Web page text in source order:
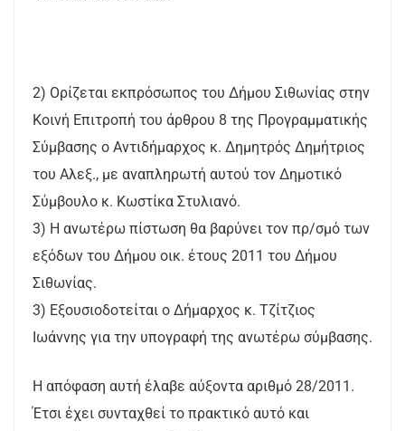
2) Ορίζεται εκπρόσωπος του Δήμου Σιθωνίας στην
Κοινή Επιτροπή του άρθρου 8 της Προγραμματικής
Σύμβασης ο Αντιδήμαρχος κ. Δημητρός Δημήτριος
του Αλεξ., με αναπληρωτή αυτού τον Δημοτικό
Σύμβουλο κ. Κωστίκα Στυλιανό.
3) Η ανωτέρω πίστωση θα βαρύνει τον πρ/σμό των
εξόδων του Δήμου οικ. έτους 2011 του Δήμου
Σιθωνίας.
3) Εξουσιοδοτείται ο Δήμαρχος κ. Τζίτζιος
Ιωάννης για την υπογραφή της ανωτέρω σύμβασης.
Η απόφαση αυτή έλαβε αύξοντα αριθμό 28/2011.
Έτσι έχει συνταχθεί το πρακτικό αυτό και